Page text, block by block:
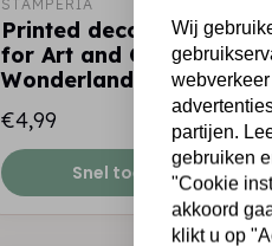
STAMPERIA
Printed decorative Die
for Art and Craft -
Wonderland
€4,99
Op
Snel toevoegen
Wij
partijen.
gebruiken
"Cookie
akkoord
klikt u op